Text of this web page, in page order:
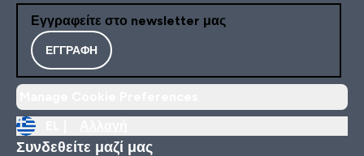
Εγγραφείτε στο newsletter μας
ΕΓΓΡΑΦΉ
Συνδεθείτε μαζί μας